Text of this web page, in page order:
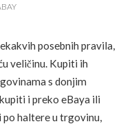
posebnih pravila,
veličinu. Kupiti ih
s donjim
i preko eBaya ili
po haltere u trgovinu,